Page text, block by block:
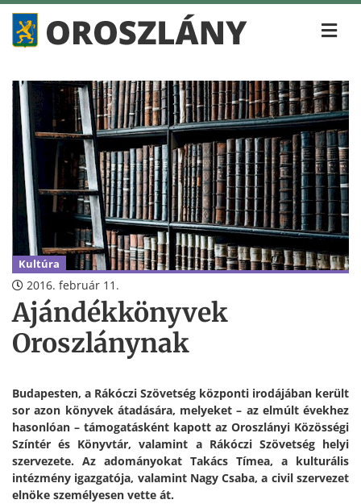
Kultúra
2016. február 11.
Ajándékkönyvek
Oroszlánynak
Budapesten, a Rákóczi Szövetség központi irodájában került
sor azon könyvek átadására, melyeket – az elmúlt évekhez
hasonlóan – támogatásként kapott az Oroszlányi Közösségi
Színtér és Könyvtár, valamint a Rákóczi Szövetség helyi
szervezete. Az adományokat Takács Tímea, a kulturális
intézmény igazgatója, valamint Nagy Csaba, a civil szervezet
elnöke személyesen vette át.